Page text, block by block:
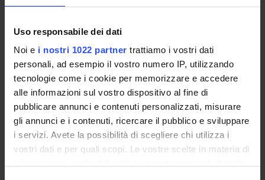
Uso responsabile dei dati
Noi e i nostri 1022 partner trattiamo i vostri dati
personali, ad esempio il vostro numero IP, utilizzando
tecnologie come i cookie per memorizzare e accedere
alle informazioni sul vostro dispositivo al fine di
pubblicare annunci e contenuti personalizzati, misurare
gli annunci e i contenuti, ricercare il pubblico e sviluppare
i servizi. Avete la possibilità di scegliere chi utilizza i
vostri dati e per quali scopi. Le vostre scelte in materia di
PROJECTS
PUBLICATIONS
ASSIGNMENTS
ORGANIZATION